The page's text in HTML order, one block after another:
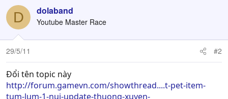
D dolaband
Youtube Master Race
29/5/11 #2
Đổi tên topic này
http://forum.gamevn.com/showthread....t-pet-item-
tum-lum-1-nui-update-thuong-xuyen-